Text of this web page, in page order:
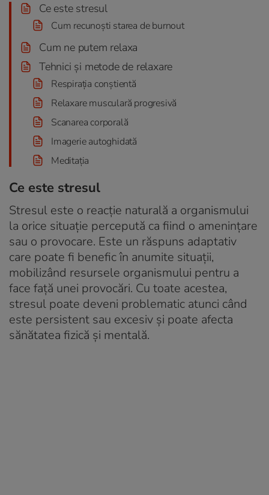
Ce este stresul
Cum recunoști starea de burnout
Cum ne putem relaxa
Tehnici și metode de relaxare
Respirația conștientă
Relaxare musculară progresivă
Scanarea corporală
Imagerie autoghidată
Meditația
Ce este stresul
Stresul este o reacție naturală a organismului
la orice situație percepută ca fiind o amenințare
sau o provocare. Este un răspuns adaptativ
care poate fi benefic în anumite situații,
mobilizând resursele organismului pentru a
face față unei provocări. Cu toate acestea,
stresul poate deveni problematic atunci când
este persistent sau excesiv și poate afecta
sănătatea fizică și mentală.